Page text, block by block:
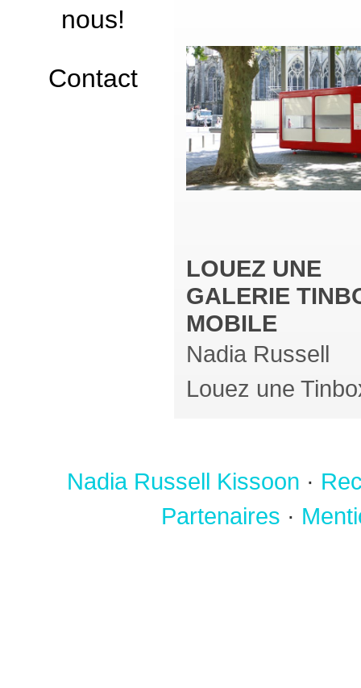
nous!
Contact
LOUEZ UNE
GALERIE
MOBILE
Nadia Russell
Louez une
Nadia Russell Kissoon ·
Partenaires ·